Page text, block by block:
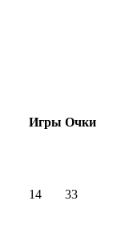
Игры Очки
14 33